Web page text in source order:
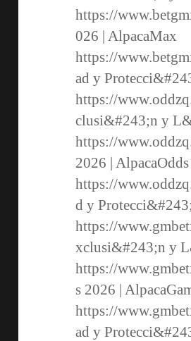
https://
026 | AlpacaMax
https://
ad y
https://
clusi&#243;n y
https://
2026 | AlpacaOdds
https://
d y
https://
xclusi&#243;n y
https://
s 2026 |
https://
ad y